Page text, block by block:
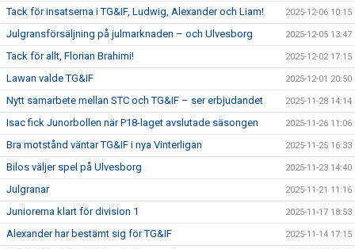
Tack för insatserna i TG&IF, Ludwig, Alexander och Liam! 2025-12-06 10:15
Julgransförsäljning på julmarknaden – och Ulvesborg 2025-12-05 13:47
Tack för allt, Florian Brahimi! 2025-12-02 17:15
Lawan valde TG&IF 2025-12-01 20:50
Nytt samarbete mellan STC och TG&IF – ser erbjudandet 2025-11-28 14:14
Isac fick Junorbollen när P18-laget avslutade säsongen 2025-11-26 11:06
Bra motstånd väntar TG&IF i nya Vinterligan 2025-11-25 16:33
Bilos väljer spel på Ulvesborg 2025-11-23 14:40
Julgranar 2025-11-21 11:16
Juniorerna klart för division 1 2025-11-17 18:53
Alexander har bestämt sig för TG&IF 2025-11-14 17:15